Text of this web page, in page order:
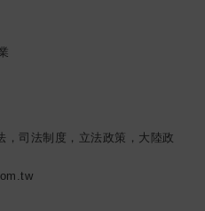
，司法制度，立法政策，大陸政